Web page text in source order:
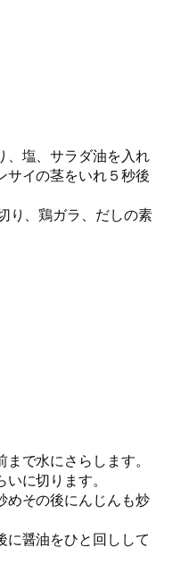
、塩、サラダ油を入れ
サイの茎をいれ５秒後
り、鶏ガラ、だしの素
で水にさらします。
に切ります。
めその後にんじんも炒
に醤油をひと回しして